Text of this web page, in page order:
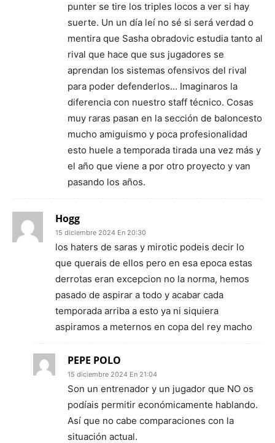
punter se tire los triples locos a ver si hay
suerte. Un un día leí no sé si será verdad o
mentira que Sasha obradovic estudia tanto al
rival que hace que sus jugadores se
aprendan los sistemas ofensivos del rival
para poder defenderlos… Imaginaros la
diferencia con nuestro staff técnico. Cosas
muy raras pasan en la sección de baloncesto
mucho amiguismo y poca profesionalidad
esto huele a temporada tirada una vez más y
el año que viene a por otro proyecto y van
pasando los años.
Hogg
15 diciembre 2024 En 20:30
los haters de saras y mirotic podeis decir lo
que querais de ellos pero en esa epoca estas
derrotas eran excepcion no la norma, hemos
pasado de aspirar a todo y acabar cada
temporada arriba a esto ya ni siquiera
aspiramos a meternos en copa del rey macho
PEPE POLO
15 diciembre 2024 En 21:04
Son un entrenador y un jugador que NO os
podíais permitir económicamente hablando.
Así que no cabe comparaciones con la
situación actual.